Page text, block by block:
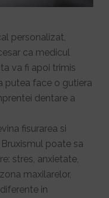
personalizat,
ca medicul
va fi apoi trimis
putea face o gutiera
dentare a
fisurarea si
poate sa
stres, anxietate,
maxilarelor,
in